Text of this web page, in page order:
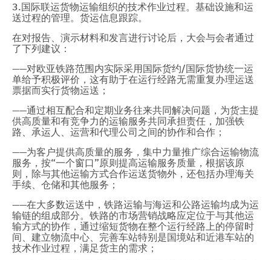
3.国际联运货物运输组织的技术作业过程。基础设施和运
送过程的管理。货运信息跟踪。
在对报告、演示材料和发言进行讨论后，大会与会者通过
了下列建议：
——对欧亚铁路范围内实际采用国际货约/国际货协统一运
单给予积极评价，这有助于在运行经路无需重复办理运送
票据而实行货物运送；
——通过相互配合和定期业务往来共同解决问题，为货主提
供高质量和有竞争力的运输服务共同承担责任，加强铁
路、承运人、运营和代理公司之间的协作和合作；
——为客户提供高质量的服务，集中力量推广综合运输物流
服务，按“一个窗口”原则提高运输服务质量，根据该原
则，除与其他运输方式合作运送货物外，还包括办理海关
手续、仓储和其他服务；
——在大多数运送中，铁路运输与海运和公路运输均成为运
输链的组成部分。铁路的市场营销战略应定位于与其他运
输方式的协作，通过缩短货物在整个运行经路上的停留时
间、建立物流中心、完善车站特别是国境站和近港车站的
技术作业过程，满足货主的需求；